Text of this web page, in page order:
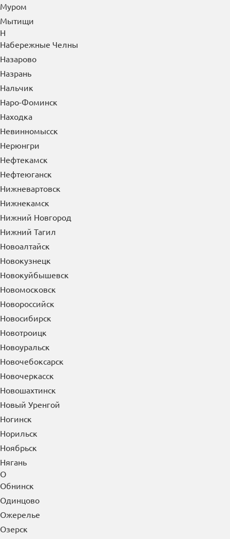
Московский
Мурманск
Муром
Мытищи
Н
Набережные Челны
Назарово
Назрань
Нальчик
Наро-Фоминск
Находка
Невинномысск
Нерюнгри
Нефтекамск
Нефтеюганск
Нижневартовск
Нижнекамск
Нижний Новгород
Нижний Тагил
Новоалтайск
Новокузнецк
Новокуйбышевск
Новомосковск
Новороссийск
Новосибирск
Новотроицк
Новоуральск
Новочебоксарск
Новочеркасск
Новошахтинск
Новый Уренгой
Ногинск
Норильск
Ноябрьск
Нягань
О
Обнинск
Одинцово